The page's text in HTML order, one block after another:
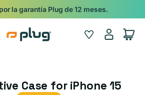
Ir al contenido
la garantía Plug de 12 meses.
Wishlist
Iniciar
sesión
Carrito
Case for iPhone 15